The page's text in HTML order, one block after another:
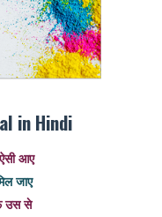
in Hindi
आए
जाए
उस से